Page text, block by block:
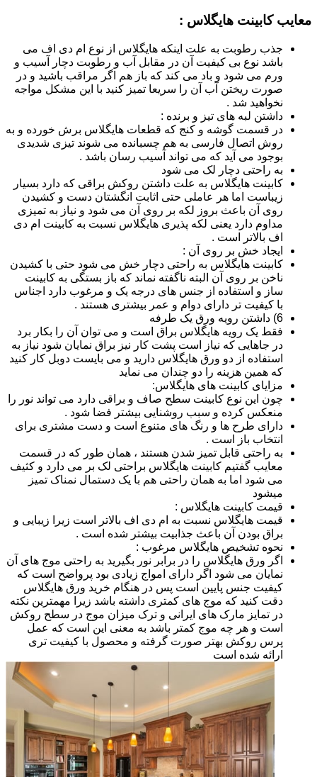
معایب کابینت هایگلاس :
جذب رطوبت به علت اینکه هایگلاس از نوع ام دی اف می
باشد نوع بی کیفیت آن در مقابل آب و رطوبت دچار آسیب و
ورم می شود و باد می کند که باز هم اگر مراقب باشید و در
صورت ریختن آب آن را سریعا تمیز کنید با این مشکل مواجه
نخواهید شد .
داشتن لبه های تیز و برنده :
در قسمت گوشه و کنج که قطعات هایگلاس برش خورده و به
روش اتصال فارسی به هم چسبانده می شوند تیزی شدیدی
بوجود می آید که می تواند آسیب رسان باشد .
به راحتی دچار لک می شود
کابینت هایگلاس به علت داشتن روکش براقی که دارد بسیار
زیباست اما هر عاملی حتی اثابت انگشتان دست و کشیدن
روی آن باعث بروز لکه بر روی آن می شود و نیاز به تمیزی
مداوم دارد یعنی لکه پذیری هایگلاس نسبت به کابینت ام دی
اف بالاتر است .
ایجاد خش بر روی آن :
کابینت هایگلاس به راحتی دچار خش می شود حتی با کشیدن
ناخن بر روی آن البته ناگفته نماند که باز بستگی به کابینت
ساز و استفاده از جنس های درجه یک و مرغوب دارد اجناس
با کیفیت تر دارای دوام و عمر بیشتری هستند .
6) داشتن رویه ورق یک طرفه
فقط یک رویه هایگلاس براق است و می توان آن را بکار برد
در جاهایی که نیاز است پشت کار نیز براق نمایان شود نیاز به
استفاده از دو ورق هایگلاس دارید و می بایست دوبل کار کنید
که همین هزینه را دو چندان می نماید
مزایای کابینت های هایگلاس:
چون این نوع کابینت سطح صاف و براقی دارد می تواند نور را
منعکس کرده و سبب روشنایی بیشتر فضا شود .
دارای طرح ها و رنگ های متنوع است و دست مشتری برای
انتخاب باز است .
به راحتی قابل تمیز شدن هستند ، همان طور که در قسمت
معایب گفتیم کابینت هایگلاس براحتی لک بر می دارد و کثیف
می شود اما به همان راحتی هم با یک دستمال نمناک تمیز
میشود
قیمت کابینت هایگلاس :
قیمت هایگلاس نسبت به ام دی اف بالاتر است زیرا زیبایی و
براق بودن آن باعث جذابیت بیشتر شده است .
نحوه تشخیص هایگلاس مرغوب :
اگر ورق هایگلاس را در برابر نور بگیرید به راحتی موج های آن
نمایان می شود اگر دارای امواج زیادی بود پرواضح است که
کیفیت جنس پایین است پس در هنگام خرید ورق هایگلاس
دقت کنید که موج های کمتری داشته باشد زیرا مهمترین نکته
در تمایز مارک های ایرانی و ترک میزان موج در سطح روکش
است و هر چه موج کمتر باشد به معنی این است که عمل
پرس روکش بهتر صورت گرفته و محصول با کیفیت تری
ارائه شده است